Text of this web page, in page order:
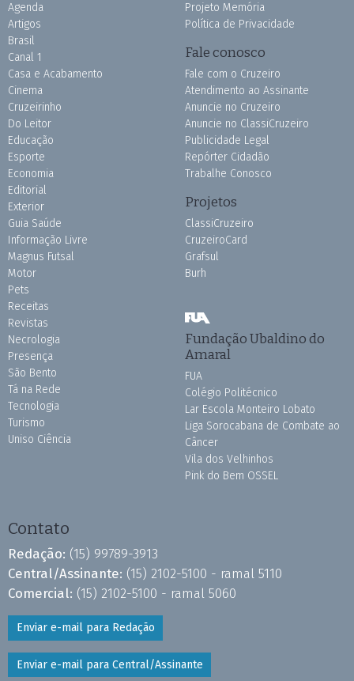
Agenda
Artigos
Brasil
Canal 1
Casa e Acabamento
Cinema
Cruzeirinho
Do Leitor
Educação
Esporte
Economia
Editorial
Exterior
Guia Saúde
Informação Livre
Magnus Futsal
Motor
Pets
Receitas
Revistas
Necrologia
Presença
São Bento
Tá na Rede
Tecnologia
Turismo
Uniso Ciência
Projeto Memória
Política de Privacidade
Fale conosco
Fale com o Cruzeiro
Atendimento ao Assinante
Anuncie no Cruzeiro
Anuncie no ClassiCruzeiro
Publicidade Legal
Repórter Cidadão
Trabalhe Conosco
Projetos
ClassiCruzeiro
CruzeiroCard
Grafsul
Burh
Fundação Ubaldino do
Amaral
FUA
Colégio Politécnico
Lar Escola Monteiro Lobato
Liga Sorocabana de Combate ao
Câncer
Vila dos Velhinhos
Pink do Bem OSSEL
Contato
Redação: (15) 99789-3913
Central/Assinante: (15) 2102-5100 - ramal 5110
Comercial: (15) 2102-5100 - ramal 5060
Enviar e-mail para Redação
Enviar e-mail para Central/Assinante